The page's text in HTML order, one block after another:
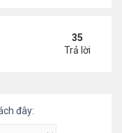
35
Trả lời
đây: